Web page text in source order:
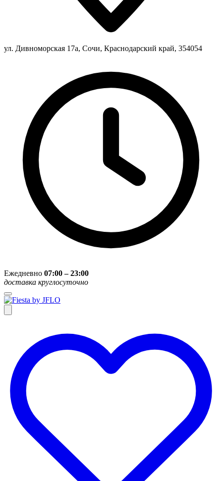
ул. Дивноморская 17а, Сочи, Краснодарский край, 354054
Ежедневно 07:00 – 23:00
доставка круглосуточно